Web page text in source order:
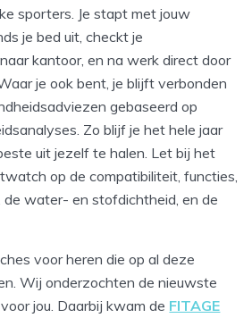
sporters. Je stapt met jouw
je bed uit, checkt je
kantoor, en na werk direct door
je ook bent, je blijft verbonden
gebaseerd op
Zo blijf je het hele jaar
uit jezelf te halen. Let bij het
op de compatibiliteit, functies,
de water- en stofdichtheid, en de
voor heren die op al deze
Wij onderzochten de nieuwste
jou. Daarbij kwam de FITAGE